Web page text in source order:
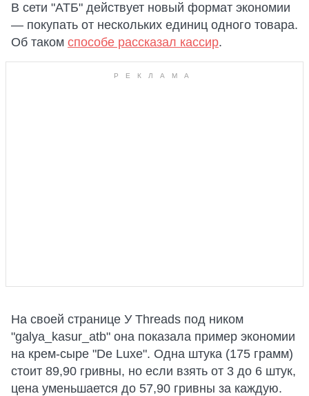
В сети "АТБ" действует новый формат экономии
— покупать от нескольких единиц одного товара.
Об таком способе рассказал кассир.
На своей странице У Threads под ником
"galya_kasur_atb" она показала пример экономии
на крем-сыре "De Luxe". Одна штука (175 грамм)
стоит 89,90 гривны, но если взять от 3 до 6 штук,
цена уменьшается до 57,90 гривны за каждую.